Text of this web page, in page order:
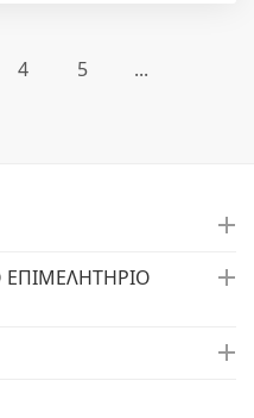
4 5 ...